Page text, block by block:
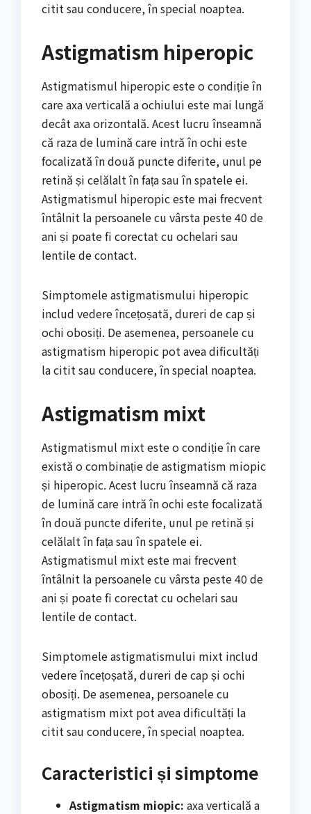
citit sau conducere, în special noaptea.
Astigmatism hiperopic
Astigmatismul hiperopic este o condiție în
care axa verticală a ochiului este mai lungă
decât axa orizontală. Acest lucru înseamnă
că raza de lumină care intră în ochi este
focalizată în două puncte diferite, unul pe
retină și celălalt în fața sau în spatele ei.
Astigmatismul hiperopic este mai frecvent
întâlnit la persoanele cu vârsta peste 40 de
ani și poate fi corectat cu ochelari sau
lentile de contact.
Simptomele astigmatismului hiperopic
includ vedere încețoșată, dureri de cap și
ochi obosiți. De asemenea, persoanele cu
astigmatism hiperopic pot avea dificultăți
la citit sau conducere, în special noaptea.
Astigmatism mixt
Astigmatismul mixt este o condiție în care
există o combinație de astigmatism miopic
și hiperopic. Acest lucru înseamnă că raza
de lumină care intră în ochi este focalizată
în două puncte diferite, unul pe retină și
celălalt în fața sau în spatele ei.
Astigmatismul mixt este mai frecvent
întâlnit la persoanele cu vârsta peste 40 de
ani și poate fi corectat cu ochelari sau
lentile de contact.
Simptomele astigmatismului mixt includ
vedere încețoșată, dureri de cap și ochi
obosiți. De asemenea, persoanele cu
astigmatism mixt pot avea dificultăți la
citit sau conducere, în special noaptea.
Caracteristici și simptome
Astigmatism miopic: axa verticală a